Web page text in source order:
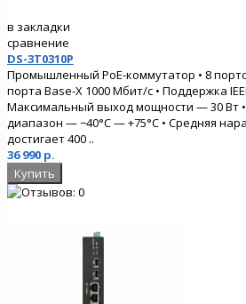
в закладки
сравнение
DS-3T0310P
Промышленный PoE-коммутатор • 8
порта Base-X 1000 Мбит/с • Поддержка
Максимальный выход мощности — 30 Вт
диапазон — −40°С — +75°С • Средняя
достигает 400 ..
36 990 р.